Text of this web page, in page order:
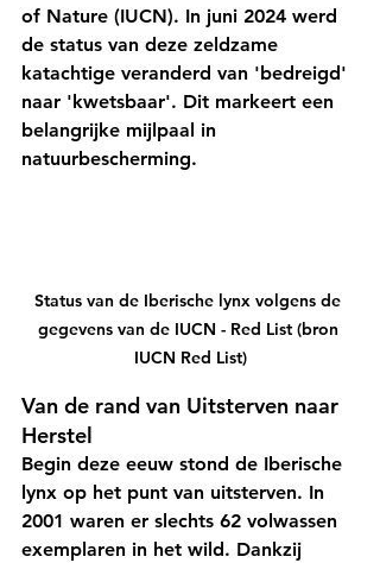
of Nature (IUCN). In juni 2024 werd
de status van deze zeldzame
katachtige veranderd van 'bedreigd'
naar 'kwetsbaar'. Dit markeert een
belangrijke mijlpaal in
natuurbescherming.
Status van de Iberische lynx volgens de
gegevens van de IUCN - Red List (bron
IUCN Red List)
Van de rand van Uitsterven naar
Herstel
Begin deze eeuw stond de Iberische
lynx op het punt van uitsterven. In
2001 waren er slechts 62 volwassen
exemplaren in het wild. Dankzij